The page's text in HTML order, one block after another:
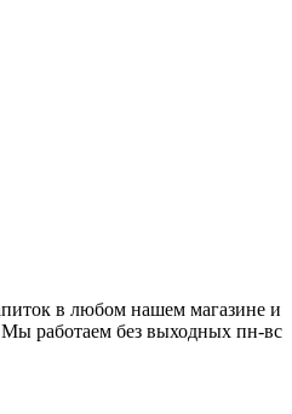
в любом нашем магазине и
Мы работаем без выходных пн-вс